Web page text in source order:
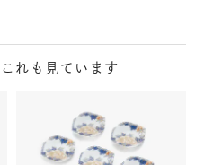
れも見ています